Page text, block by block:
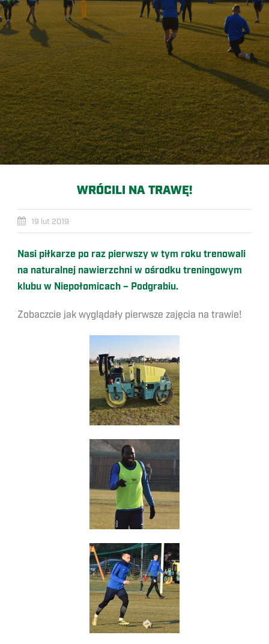
WRÓCILI NA TRAWĘ!
19 lut 2019
Nasi piłkarze po raz pierwszy w tym roku trenowali
na naturalnej nawierzchni w ośrodku treningowym
klubu w Niepołomicach – Podgrabiu.
Zobaczcie jak wyglądały pierwsze zajęcia na trawie!